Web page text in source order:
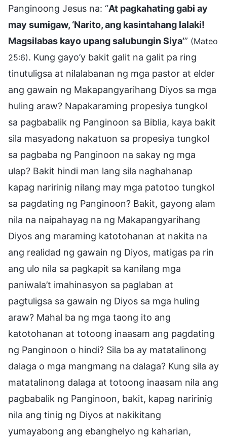
Panginoong Jesus na: “At pagkahating gabi ay
may sumigaw, ‘Narito, ang kasintahang lalaki!
Magsilabas kayo upang salubungin Siya’” (Mateo
25:6). Kung gayo’y bakit galit na galit pa ring
tinutuligsa at nilalabanan ng mga pastor at elder
ang gawain ng Makapangyarihang Diyos sa mga
huling araw? Napakaraming propesiya tungkol
sa pagbabalik ng Panginoon sa Biblia, kaya bakit
sila masyadong nakatuon sa propesiya tungkol
sa pagbaba ng Panginoon na sakay ng mga
ulap? Bakit hindi man lang sila naghahanap
kapag naririnig nilang may mga patotoo tungkol
sa pagdating ng Panginoon? Bakit, gayong alam
nila na naipahayag na ng Makapangyarihang
Diyos ang maraming katotohanan at nakita na
ang realidad ng gawain ng Diyos, matigas pa rin
ang ulo nila sa pagkapit sa kanilang mga
paniwala’t imahinasyon sa paglaban at
pagtuligsa sa gawain ng Diyos sa mga huling
araw? Mahal ba ng mga taong ito ang
katotohanan at totoong inaasam ang pagdating
ng Panginoon o hindi? Sila ba ay matatalinong
dalaga o mga mangmang na dalaga? Kung sila ay
matatalinong dalaga at totoong inaasam nila ang
pagbabalik ng Panginoon, bakit, kapag naririnig
nila ang tinig ng Diyos at nakikitang
yumayabong ang ebanghelyo ng kaharian,